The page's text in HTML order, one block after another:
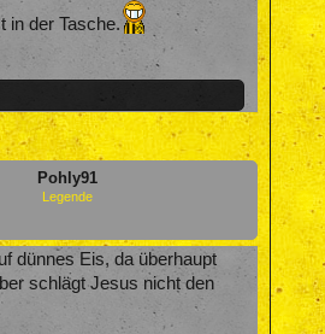
in der Tasche.
Pohly91
Legende
dünnes Eis, da überhaupt
schlägt Jesus nicht den